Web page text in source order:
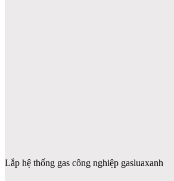
Lắp hệ thống gas công nghiệp gasluaxanh